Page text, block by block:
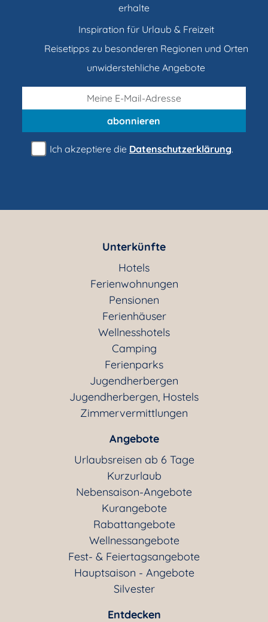
erhalte
Inspiration für Urlaub & Freizeit
Reisetipps zu besonderen Regionen und Orten
unwiderstehliche Angebote
abonnieren
Ich akzeptiere die Datenschutzerklärung.
Unterkünfte
Hotels
Ferienwohnungen
Pensionen
Ferienhäuser
Wellnesshotels
Camping
Ferienparks
Jugendherbergen
Jugendherbergen, Hostels
Zimmervermittlungen
Angebote
Urlaubsreisen ab 6 Tage
Kurzurlaub
Nebensaison-Angebote
Kurangebote
Rabattangebote
Wellnessangebote
Fest- & Feiertagsangebote
Hauptsaison - Angebote
Silvester
Entdecken